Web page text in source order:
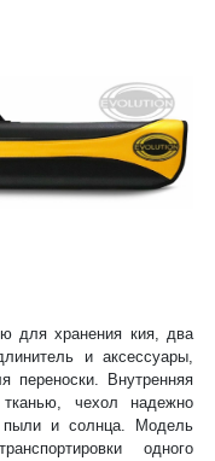
для хранения кия, два
и аксессуары,
переноски. Внутренняя
тканью, чехол надежно
пыли и солнца. Модель
одного